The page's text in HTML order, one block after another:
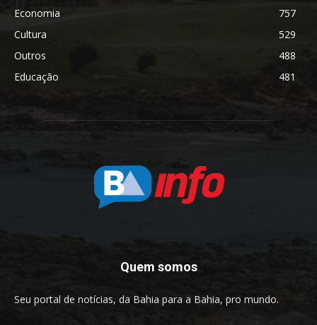
Economia
757
Cultura
529
Outros
488
Educação
481
Quem somos
Seu portal de notícias, da Bahia para a Bahia, pro mundo.